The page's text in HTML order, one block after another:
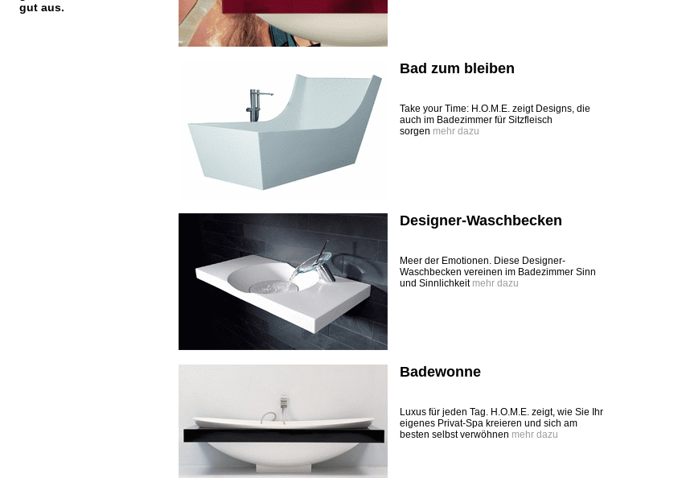
gut aus.
Bad zum bleiben
Take your Time: H.O.M.E. zeigt Designs, die
auch im Badezimmer für Sitzfleisch
sorgen mehr dazu
Designer-Waschbecken
Meer der Emotionen. Diese Designer-
Waschbecken vereinen im Badezimmer Sinn
und Sinnlichkeit mehr dazu
Badewonne
Luxus für jeden Tag. H.O.M.E. zeigt, wie Sie Ihr
eigenes Privat-Spa kreieren und sich am
besten selbst verwöhnen mehr dazu